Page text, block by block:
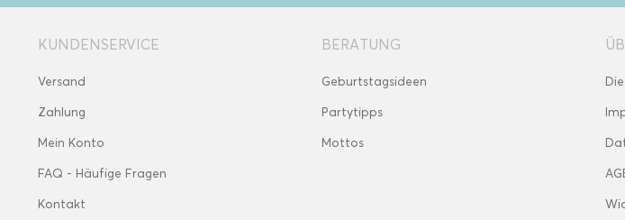
KUNDENSERVICE
Versand
Zahlung
Mein Konto
FAQ - Häufige Fragen
Kontakt
BERATUNG
Geburtstagsideen
Partytipps
Mottos